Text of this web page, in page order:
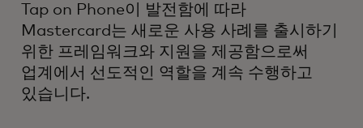
Tap on Phone이 발전함에 따라
Mastercard는 새로운 사용 사례를 출시하기
위한 프레임워크와 지원을 제공함으로써
업계에서 선도적인 역할을 계속 수행하고
있습니다.